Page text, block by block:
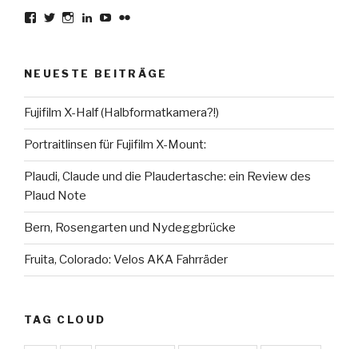
über
roten
fliegen:
Vorbereitungen“
Profil
Facebook
anzeigen
Profil
Twitter
anzeigen
Profil
Instagram
anzeigen
Profil
LinkedIn
anzeigen
Profil
YouTube
anzeigen
Profil
Flickr
anzeigen
NEUESTE BEITRÄGE
Fujifilm X-Half (Halbformatkamera?!)
Portraitlinsen für Fujifilm X-Mount:
Plaudi, Claude und die Plaudertasche: ein Review des
Plaud Note
Bern, Rosengarten und Nydeggbrücke
Fruita, Colorado: Velos AKA Fahrräder
TAG CLOUD